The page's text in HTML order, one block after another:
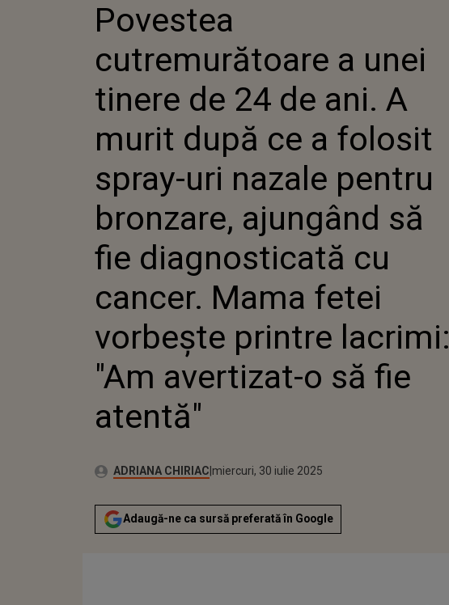
FOLOSIT SPRAY-URI
NAZALE PENTRU
FIE DIAGNOSTICATĂ CU
CANCER. MAMA FETEI
VORBEȘTE PRINTRE
LACRIMI: "AM AVERTIZAT-
O SĂ FIE ATENTĂ"
Povestea
cutremurătoare a unei
tinere de 24 de ani. A
murit după ce a folosit
spray-uri nazale pentru
bronzare, ajungând să
fie diagnosticată cu
cancer. Mama fetei
vorbește printre lacrimi:
"Am avertizat-o să fie
atentă"
Autor:ADRIANA CHIRIACPublicat:
miercuri, 30 iulie 2025
Actualizat:
miercuri, 30 iulie 2025
Adaugă-ne ca sursă preferată în Google